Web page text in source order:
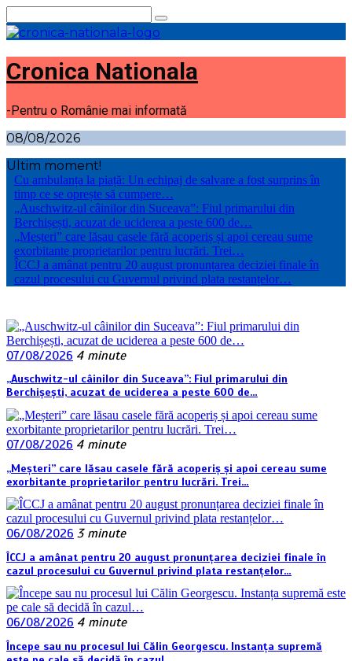
la
conținut
Cronica Nationala
-Pentru o Românie mai informată
08/08/2026
Ultim moment!
Cu ambulanța la piață: Un echipaj de salvare a fost surprins în
timp ce se oprește să cumpere…
„Auschwitz-ul câinilor din Suceava”: Fiul primarului din
Berchișești, acuzat de uciderea a peste 600 de…
„Meșteri” care lăsau casele fără acoperiș și apoi cereau sume
exorbitante proprietarilor pentru lucrări. Trei…
ÎCCJ a amânat pentru 20 august pronunțarea deciziei finale în
cazul procesului cu Guvernul privind plata restanțelor…
07/08/2026 4 minute
„Auschwitz-ul câinilor din Suceava”: Fiul primarului din
Berchișești, acuzat de uciderea a peste 600 de…
07/08/2026 4 minute
„Meșteri” care lăsau casele fără acoperiș și apoi cereau sume
exorbitante proprietarilor pentru lucrări. Trei…
06/08/2026 3 minute
ÎCCJ a amânat pentru 20 august pronunțarea deciziei finale în
cazul procesului cu Guvernul privind plata restanțelor…
06/08/2026 4 minute
Începe sau nu procesul lui Călin Georgescu. Instanța supremă